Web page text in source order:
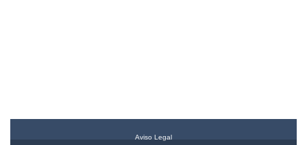
Aviso Legal